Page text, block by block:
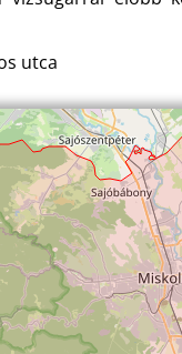
utca